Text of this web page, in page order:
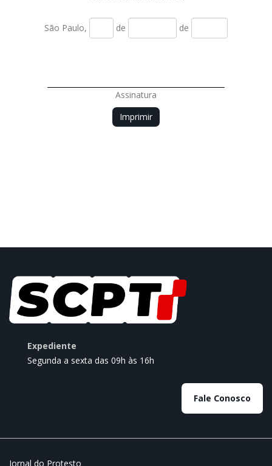
São Paulo, de de
Assinatura
Imprimir
Expediente
Segunda a sexta das 09h às 16h
Fale Conosco
Jornal do Protesto